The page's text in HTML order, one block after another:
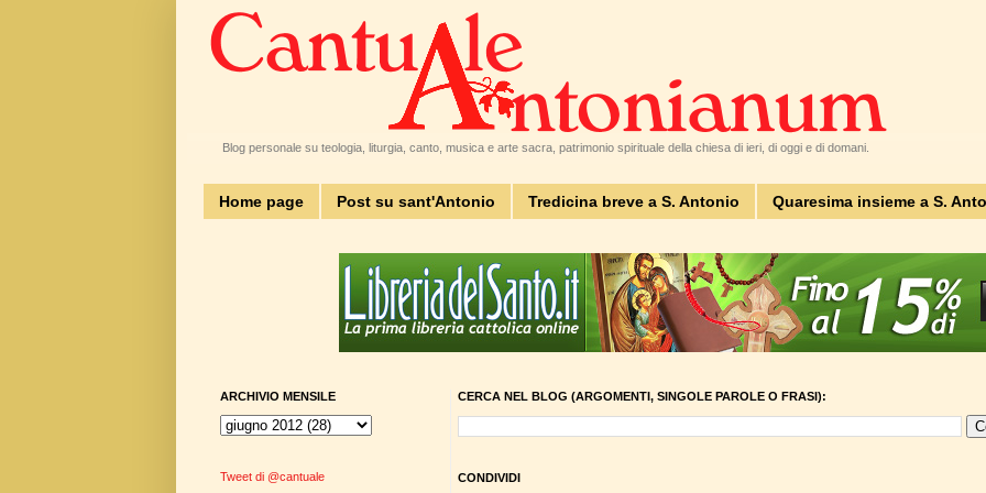
Blog personale su teologia, liturgia, canto, musica e arte sacra, patrimonio spirituale della chiesa di ieri, di oggi e di domani.
Home page Post su sant'Antonio Tredicina breve a S. Antonio Quaresima insieme a S.
CERCA NEL BLOG (ARGOMENTI, SINGOLE PAROLE O FRASI):
CONDIVIDI
ARCHIVIO MENSILE
Tweet di @cantuale